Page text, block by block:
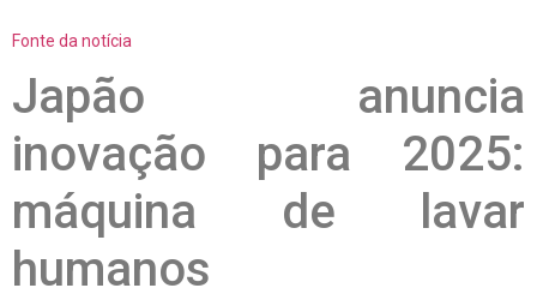
Fonte da notícia
Japão anuncia
inovação para 2025:
máquina de lavar
humanos